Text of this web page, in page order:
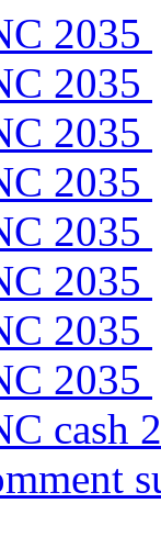
2035
2035
2035
2035
2035
2035
2035
2035
cash